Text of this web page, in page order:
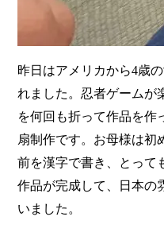
昨日はアメリカから4歳
れました。忍者ゲームが
を何回も折って作品を作
扇制作です。お母様は初
前を漢字で書き、とって
作品が完成して、日本の
いました。